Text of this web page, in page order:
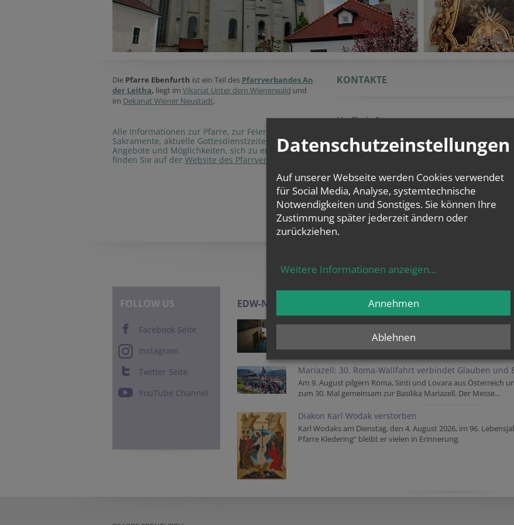
Die Pfarre Ebenfurth ist ein Teil des Pfarrverbandes An
der Leitha, liegt im Vikariat Unter dem Wienerwald und
im Dekanat Wiener Neustadt.
Alle Informationen zur Pfarre, zur Feier der
Sakramente, aktuelle Gottesdienstzeiten sowie
Angebote und Möglichkeiten, sich zu engagieren,
finden Sie auf der Website des Pfarrverbandes.
KONTAKTE
Lic. Florin Farcas
E:Florin.Farcas@katholischekirche.at
Pfarrvikar
E:Marcin.Wojciech@katholischekirche.at
AKTUELLES AUS DER ERZDIÖZESE
FOLLOW US
Facebook Seite
Instagram
Twitter Seite
YouTube Channel
EDW-NEWS
Extreme Hitze: Wie Zivilgesellschaft Obdachlosenhilfe
"Kein Tropfen auf dem heißen Stein": Caritas und
Mariazell: 30. Roma-Wallfahrt verbindet Glauben und
Am 9. August pilgern Roma, Sinti und Lovara aus Österreich
zum 30. Mal gemeinsam zur Basilika Mariazell. Der Messe...
Diakon Karl Wodak verstorben
Karl Wodaks am Dienstag, den 4. August 2026, im 96.
Pfarre Kledering“ bleibt er vielen in Erinnerung.
Datenschutzeinstellungen
Auf unserer Webseite werden Cookies verwendet
für Social Media, Analyse, systemtechnische
Notwendigkeiten und Sonstiges. Sie können Ihre
Zustimmung später jederzeit ändern oder
zurückziehen.
Weitere Informationen anzeigen...
Ablehnen
Annehmen